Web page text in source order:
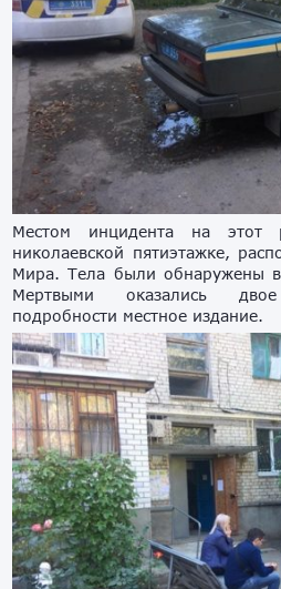
Местом инцидента на этот
николаевской пятиэтажке,
Мира. Тела были обнаружены
Мертвыми оказались
подробности местное издание.